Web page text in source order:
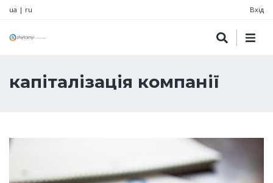
ua | ru Вхід
капіталізація компанії